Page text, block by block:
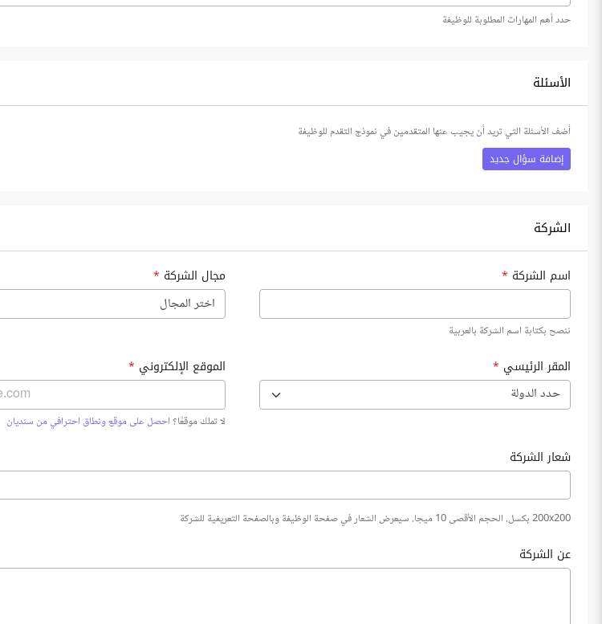
حدد أهم المهارات المطلوبة للوظيفة
الأسئلة
أضف الأسئلة التي تريد أن يجيب عنها المتقدمين في نموذج التقدم للوظيفة
إضافة سؤال جديد
الشركة
اسم الشركة *
ننصح بكتابة اسم الشركة بالعربية
مجال الشركة *
اختر المجال
المقر الرئيسي *
حدد الدولة
الموقع الإلكتروني *
لا تملك موقعًا؟احصل على موقع ونطاق احترافي من سنديان
شعار الشركة
200x200 بكسل. الحجم الأقصى 10 ميجا. سيعرض الشعار في صفحة الوظيفة وبالصفحة التعريفية للشركة
عن الشركة